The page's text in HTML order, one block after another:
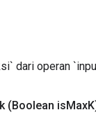
dari operan
(Boolean isMax